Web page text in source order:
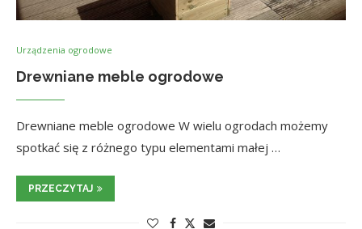
Urządzenia ogrodowe
Drewniane meble ogrodowe
Drewniane meble ogrodowe W wielu ogrodach możemy
spotkać się z różnego typu elementami małej …
PRZECZYTAJ